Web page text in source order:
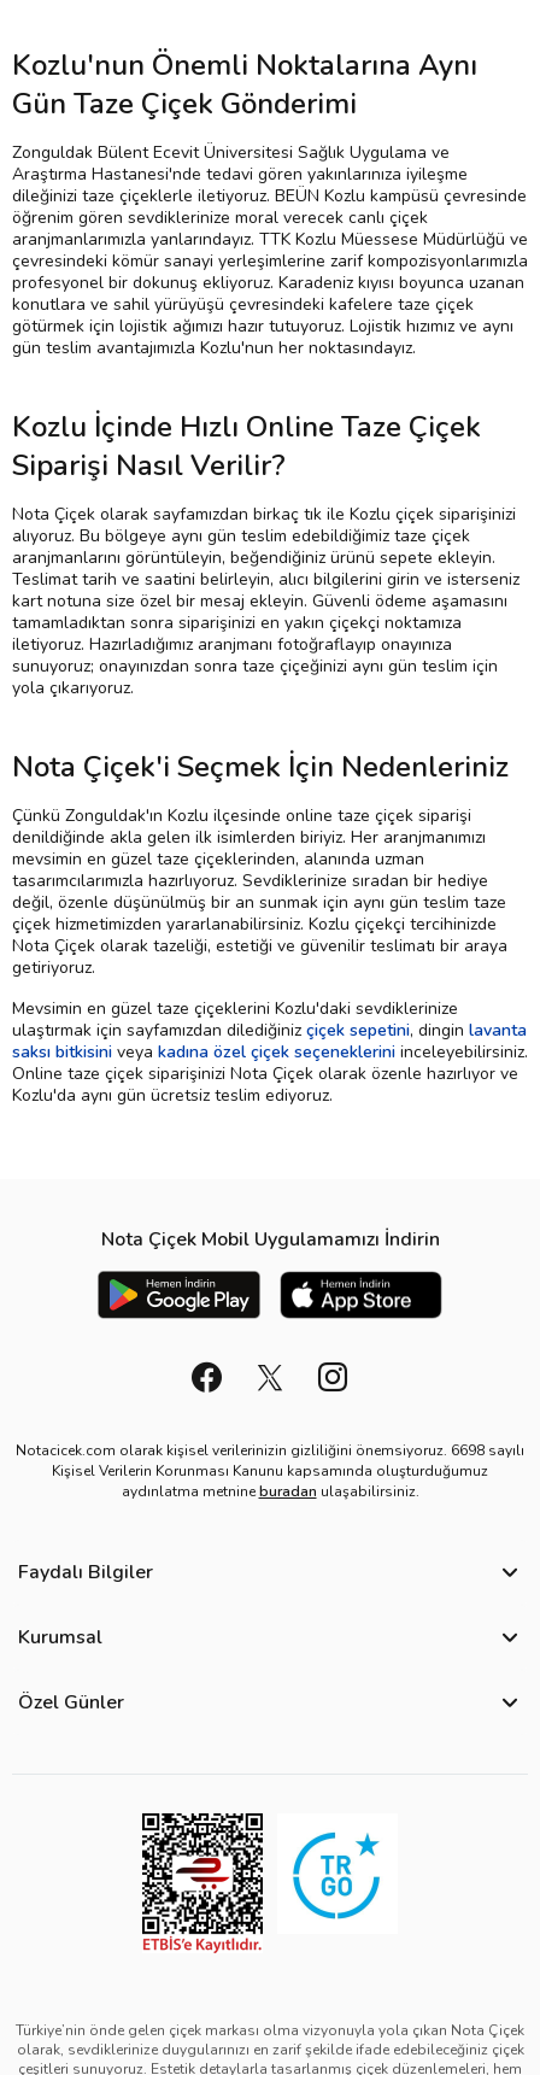
Kozlu'nun Önemli Noktalarına Aynı
Gün Taze Çiçek Gönderimi
Zonguldak Bülent Ecevit Üniversitesi Sağlık Uygulama ve
Araştırma Hastanesi'nde tedavi gören yakınlarınıza iyileşme
dileğinizi taze çiçeklerle iletiyoruz. BEÜN Kozlu kampüsü çevresinde
öğrenim gören sevdiklerinize moral verecek canlı çiçek
aranjmanlarımızla yanlarındayız. TTK Kozlu Müessese Müdürlüğü ve
çevresindeki kömür sanayi yerleşimlerine zarif kompozisyonlarımızla
profesyonel bir dokunuş ekliyoruz. Karadeniz kıyısı boyunca uzanan
konutlara ve sahil yürüyüşü çevresindeki kafelere taze çiçek
götürmek için lojistik ağımızı hazır tutuyoruz. Lojistik hızımız ve aynı
gün teslim avantajımızla Kozlu'nun her noktasındayız.
Kozlu İçinde Hızlı Online Taze Çiçek
Siparişi Nasıl Verilir?
Nota Çiçek olarak sayfamızdan birkaç tık ile Kozlu çiçek siparişinizi
alıyoruz. Bu bölgeye aynı gün teslim edebildiğimiz taze çiçek
aranjmanlarını görüntüleyin, beğendiğiniz ürünü sepete ekleyin.
Teslimat tarih ve saatini belirleyin, alıcı bilgilerini girin ve isterseniz
kart notuna size özel bir mesaj ekleyin. Güvenli ödeme aşamasını
tamamladıktan sonra siparişinizi en yakın çiçekçi noktamıza
iletiyoruz. Hazırladığımız aranjmanı fotoğraflayıp onayınıza
sunuyoruz; onayınızdan sonra taze çiçeğinizi aynı gün teslim için
yola çıkarıyoruz.
Nota Çiçek'i Seçmek İçin Nedenleriniz
Çünkü Zonguldak'ın Kozlu ilçesinde online taze çiçek siparişi
denildiğinde akla gelen ilk isimlerden biriyiz. Her aranjmanımızı
mevsimin en güzel taze çiçeklerinden, alanında uzman
tasarımcılarımızla hazırlıyoruz. Sevdiklerinize sıradan bir hediye
değil, özenle düşünülmüş bir an sunmak için aynı gün teslim taze
çiçek hizmetimizden yararlanabilirsiniz. Kozlu çiçekçi tercihinizde
Nota Çiçek olarak tazeliği, estetiği ve güvenilir teslimatı bir araya
getiriyoruz.
Mevsimin en güzel taze çiçeklerini Kozlu'daki sevdiklerinize
ulaştırmak için sayfamızdan dilediğiniz çiçek sepetini, dingin lavanta
saksı bitkisini veya kadına özel çiçek seçeneklerini inceleyebilirsiniz.
Online taze çiçek siparişinizi Nota Çiçek olarak özenle hazırlıyor ve
Kozlu'da aynı gün ücretsiz teslim ediyoruz.
Nota Çiçek Mobil Uygulamamızı İndirin
Notacicek.com olarak kişisel verilerinizin gizliliğini önemsiyoruz. 6698 sayılı
Kişisel Verilerin Korunması Kanunu kapsamında oluşturduğumuz
aydınlatma metnineburadan ulaşabilirsiniz.
Faydalı Bilgiler
Site Haritası
Görsel Kontrol Süreci
Ürün Sıralama Kriterleri
Kurumsal
Üyelik Sözleşmesi
Mesafeli Satış Sözleşmesi
Kurumsal Müşterilerimiz
Özel Günler
Kadınlar Günü Çiçekleri
Sevgililer Günü Çiçekleri
Anneler Günü Çiçekleri
Babalar Günü Çiçekleri
Türkiye’nin önde gelen çiçek markası olma vizyonuyla yola çıkan Nota Çiçek
olarak, sevdiklerinize duygularınızı en zarif şekilde ifade edebileceğiniz çiçek
çeşitleri sunuyoruz. Estetik detaylarla tasarlanmış çiçek düzenlemeleri, hem